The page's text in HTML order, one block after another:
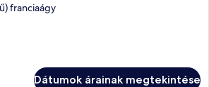
franciaágy
Dátumok árainak megtekintése